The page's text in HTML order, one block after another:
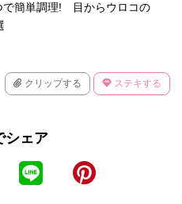
で簡単調理! 目からウロコの
クリップする ステキする
シェア